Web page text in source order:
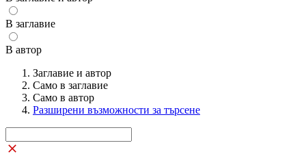
В заглавие
В автор
Заглавие и автор
Само в заглавие
Само в автор
Разширени възможности за търсене